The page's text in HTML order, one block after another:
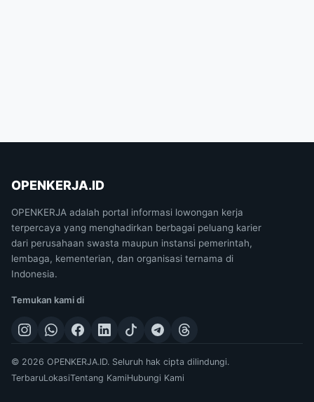
OPENKERJA.ID
OPENKERJA adalah portal informasi lowongan kerja
terpercaya yang menghadirkan berbagai peluang karier
dari perusahaan swasta maupun instansi pemerintah,
lembaga, kementerian, dan organisasi ternama di
Indonesia.
Temukan kami di
© 2026 OPENKERJA.ID. Seluruh hak cipta dilindungi.
TerbaruLokasiTentang KamiHubungi Kami